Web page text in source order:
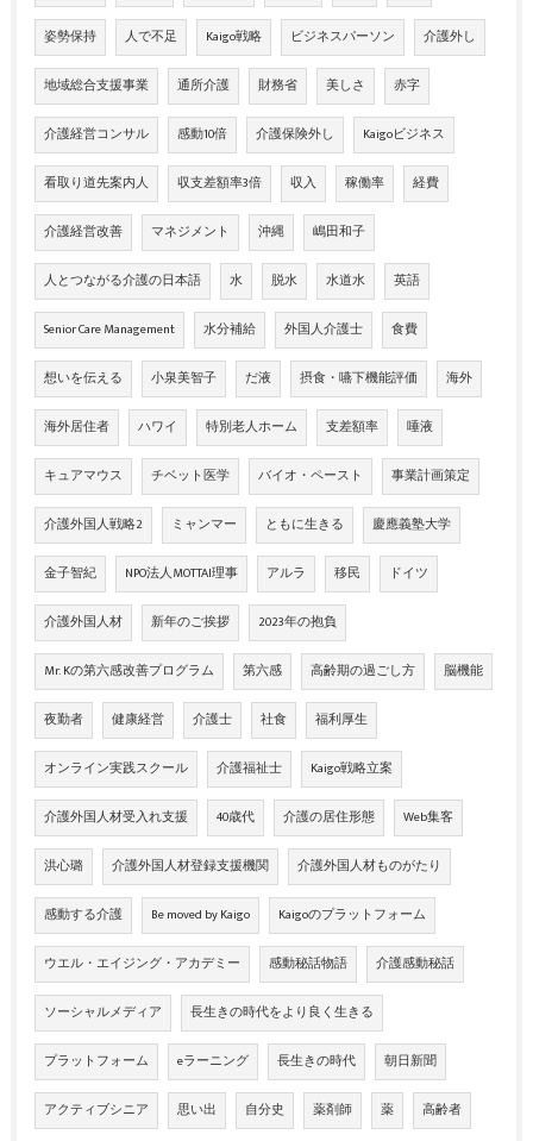
姿勢保持 人で不足 Kaigo戦略 ビジネスパーソン 介護外し
地域総合支援事業 通所介護 財務省 美しさ 赤字
介護経営コンサル 感動10倍 介護保険外し Kaigoビジネス
看取り道先案内人 収支差額率3倍 収入 稼働率 経費
介護経営改善 マネジメント 沖縄 嶋田和子
人とつながる介護の日本語 水 脱水 水道水 英語
Senior Care Management 水分補給 外国人介護士 食費
想いを伝える 小泉美智子 だ液 摂食・嚥下機能評価 海外
海外居住者 ハワイ 特別老人ホーム 支差額率 唾液
キュアマウス チベット医学 バイオ・ペースト 事業計画策定
介護外国人戦略2 ミャンマー ともに生きる 慶應義塾大学
金子智紀 NPO法人MOTTAI理事 アルラ 移民 ドイツ
介護外国人材 新年のご挨拶 2023年の抱負
Mr. Kの第六感改善プログラム 第六感 高齢期の過ごし方 脳機能
夜勤者 健康経営 介護士 社食 福利厚生
オンライン実践スクール 介護福祉士 Kaigo戦略立案
介護外国人材受入れ支援 40歳代 介護の居住形態 Web集客
洪心璐 介護外国人材登録支援機関 介護外国人材ものがたり
感動する介護 Be moved by Kaigo Kaigoのプラットフォーム
ウエル・エイジング・アカデミー 感動秘話物語 介護感動秘話
ソーシャルメディア 長生きの時代をより良く生きる
プラットフォーム eラーニング 長生きの時代 朝日新聞
アクティブシニア 思い出 自分史 薬剤師 薬 高齢者